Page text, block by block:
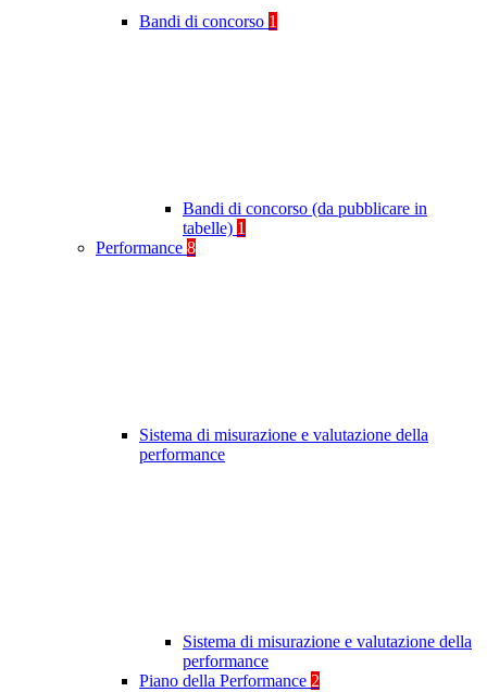
Bandi di concorso 1
Bandi di concorso (da pubblicare in
tabelle) 1
Performance 8
Sistema di misurazione e valutazione della
performance
Sistema di misurazione e valutazione della
performance
Piano della Performance 2